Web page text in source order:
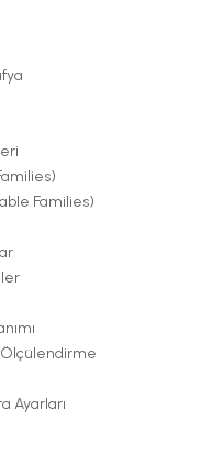
Families)
Ayarları